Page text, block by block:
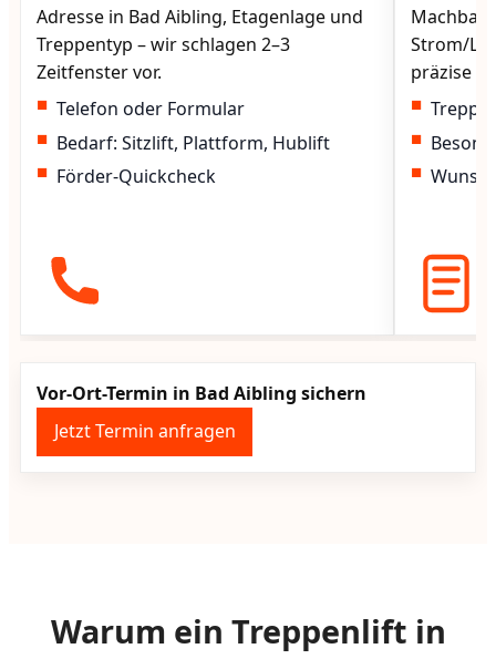
Adresse in Bad Aibling, Etagenlage und
Treppentyp – wir schlagen 2–3
Zeitfenster vor.
Telefon oder Formular
Bedarf: Sitzlift, Plattform, Hublift
Förder-Quickcheck
Strom/
präzise
Vor-Ort-Termin in Bad Aibling sichern
Jetzt Termin anfragen
Warum ein Treppenlift in